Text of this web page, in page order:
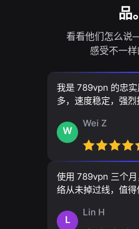
品。
看看他们怎么说
感受不一样
我是 789vpn 的忠
多，速度稳定，强烈
W
Wei Z
使用 789vpn 三个
络从未掉过线，值得
L
Lin H